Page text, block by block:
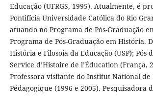
Educação (UFRGS, 1995). Atualmente, é
Pontifícia Universidade Católica do Rio
atuando no Programa de Pós-Graduação
Programa de Pós-Graduação em História.
História e Filosoia da Educação (USP);
Service d’Histoire de l’Éducation (França,
Professora visitante do Institut National de
Pédagogique (1996 e 2005). Pesquisadora